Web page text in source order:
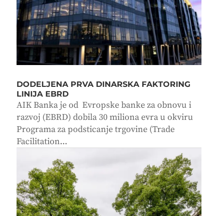
DODELJENA PRVA DINARSKA FAKTORING
LINIJA EBRD
AIK Banka je od Evropske banke za obnovu i
razvoj (EBRD) dobila 30 miliona evra u okviru
Programa za podsticanje trgovine (Trade
Facilitation...